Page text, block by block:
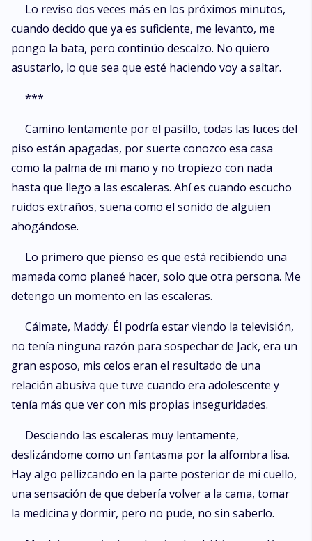
Lo reviso dos veces más en los próximos minutos,
cuando decido que ya es suficiente, me levanto, me
pongo la bata, pero continúo descalzo. No quiero
asustarlo, lo que sea que esté haciendo voy a saltar.
***
Camino lentamente por el pasillo, todas las luces del
piso están apagadas, por suerte conozco esa casa
como la palma de mi mano y no tropiezo con nada
hasta que llego a las escaleras. Ahí es cuando escucho
ruidos extraños, suena como el sonido de alguien
ahogándose.
Lo primero que pienso es que está recibiendo una
mamada como planeé hacer, solo que otra persona. Me
detengo un momento en las escaleras.
Cálmate, Maddy. Él podría estar viendo la televisión,
no tenía ninguna razón para sospechar de Jack, era un
gran esposo, mis celos eran el resultado de una
relación abusiva que tuve cuando era adolescente y
tenía más que ver con mis propias inseguridades.
Desciendo las escaleras muy lentamente,
deslizándome como un fantasma por la alfombra lisa.
Hay algo pellizcando en la parte posterior de mi cuello,
una sensación de que debería volver a la cama, tomar
la medicina y dormir, pero no pude, no sin saberlo.